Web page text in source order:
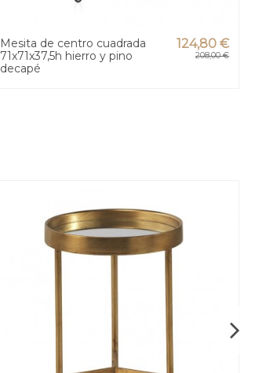
Mesita de centro cuadrada
71x71x37,5h hierro y pino
decapé
124,80 €
208,00 €